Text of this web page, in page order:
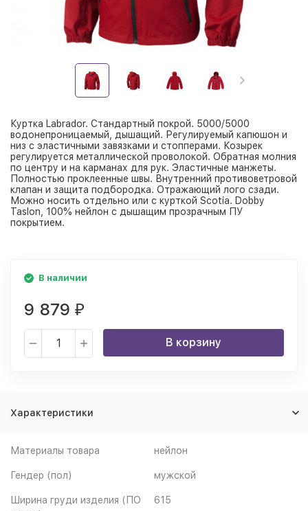
Куртка Labrador. Стандартный покрой. 5000/5000
водонепроницаемый, дышащий. Регулируемый капюшон и
низ с эластичными завязками и стопперами. Козырек
регулируется металлической проволокой. Обратная молния
по центру и на карманах для рук. Эластичные манжеты.
Полностью проклеенные швы. Внутренний противоветровой
клапан и защита подбородка. Отражающий лого сзади.
Можно носить отдельно или с курткой Scotia. Dobby
Taslon, 100% нейлон с дышащим прозрачным ПУ
покрытием.
В наличии
9 879 ₽
В корзину
Характеристики
Материалы товара нейлон
Гендер (пол) мужской
Ширина груди изделия (ПО
615